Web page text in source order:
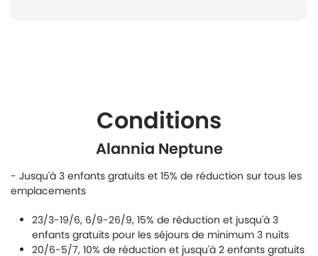
Conditions
Alannia Neptune
- Jusqu'à 3 enfants gratuits et 15% de réduction sur tous les
emplacements
23/3-19/6, 6/9-26/9, 15% de réduction et jusqu'à 3
enfants gratuits pour les séjours de minimum 3 nuits
20/6-5/7, 10% de réduction et jusqu'à 2 enfants gratuits